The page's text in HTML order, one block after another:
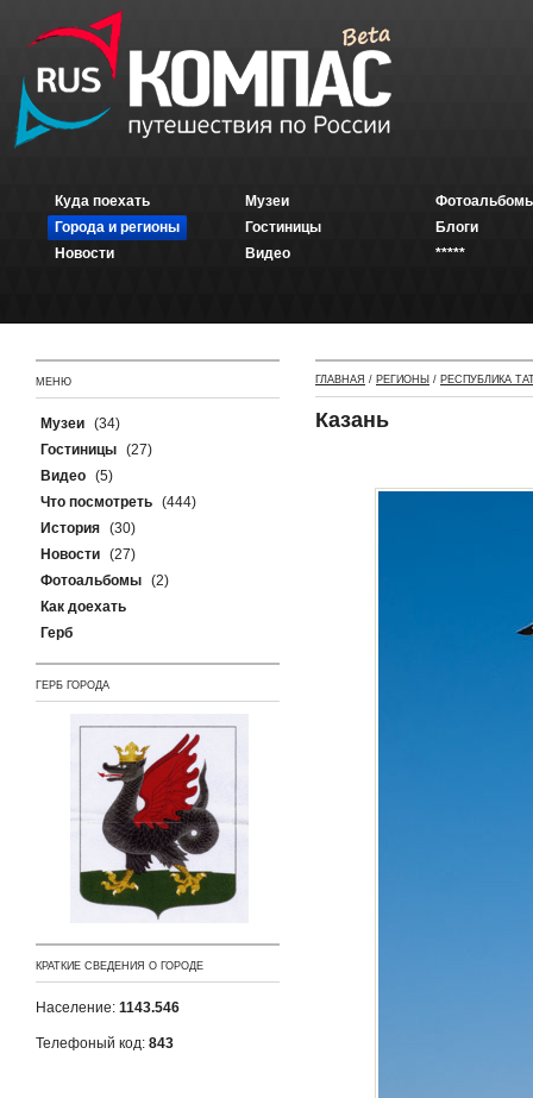
Куда поехать
Города и регионы
Новости
Музеи
Гостиницы
Видео
Блоги
*****
МЕНЮ
Музеи (34)
Гостиницы (27)
Видео (5)
Что посмотреть (444)
История (30)
Новости (27)
Фотоальбомы (2)
Как доехать
Герб
ГЕРБ ГОРОДА
КРАТКИЕ СВЕДЕНИЯ О ГОРОДЕ
Население: 1143.546
Телефоный код: 843
ГЛАВНАЯ / РЕГИОНЫ / РЕСПУБЛИКА
Казань